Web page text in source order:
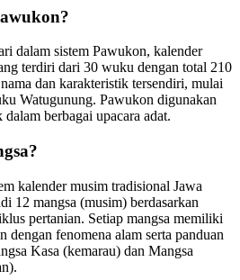
dalam sistem Pawukon, kalender
terdiri dari 30 wuku dengan total 210
dan karakteristik tersendiri, mulai
Watugunung. Pawukon digunakan
berbagai upacara adat.
kalender musim tradisional Jawa
12 mangsa (musim) berdasarkan
pertanian. Setiap mangsa memiliki
dengan fenomena alam serta panduan
Kasa (kemarau) dan Mangsa